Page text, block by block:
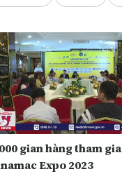
gian hàng tham gia
Expo 2023